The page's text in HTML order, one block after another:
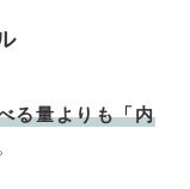
る量よりも「内